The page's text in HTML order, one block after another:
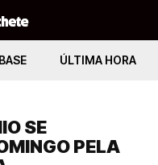
ÚLTIMA HORA
SE
PELA